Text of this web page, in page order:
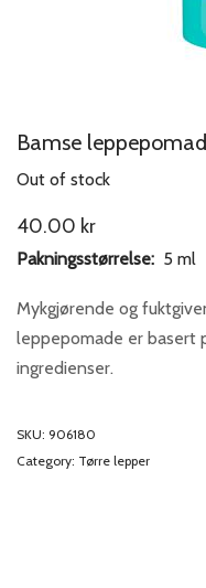
Bamse
Out of stock
40.00 kr
Pakningsstørrelse: 5 ml
Mykgjørende og
leppepomade er basert
ingredienser.
SKU: 906180
Category: Tørre lepper